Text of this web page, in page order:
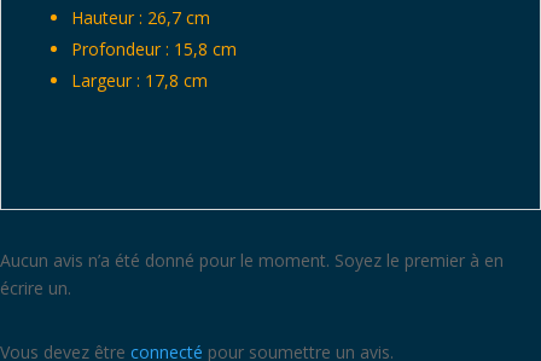
Hauteur : 26,7 cm
Profondeur : 15,8 cm
Largeur : 17,8 cm
Aucun avis n’a été donné pour le moment. Soyez le premier à en
écrire un.
Vous devez être connecté pour soumettre un avis.